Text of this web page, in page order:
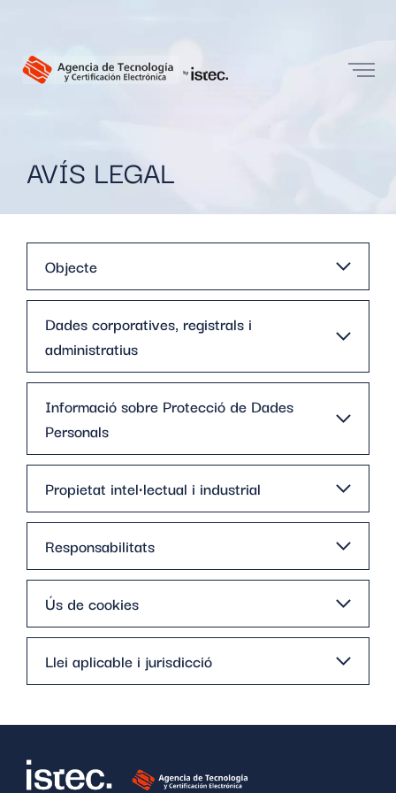
AVÍS LEGAL
Objecte
Dades corporatives, registrals i
administratius
Informació sobre Protecció de Dades
Personals
Propietat intel·lectual i industrial
Responsabilitats
Ús de cookies
Llei aplicable i jurisdicció